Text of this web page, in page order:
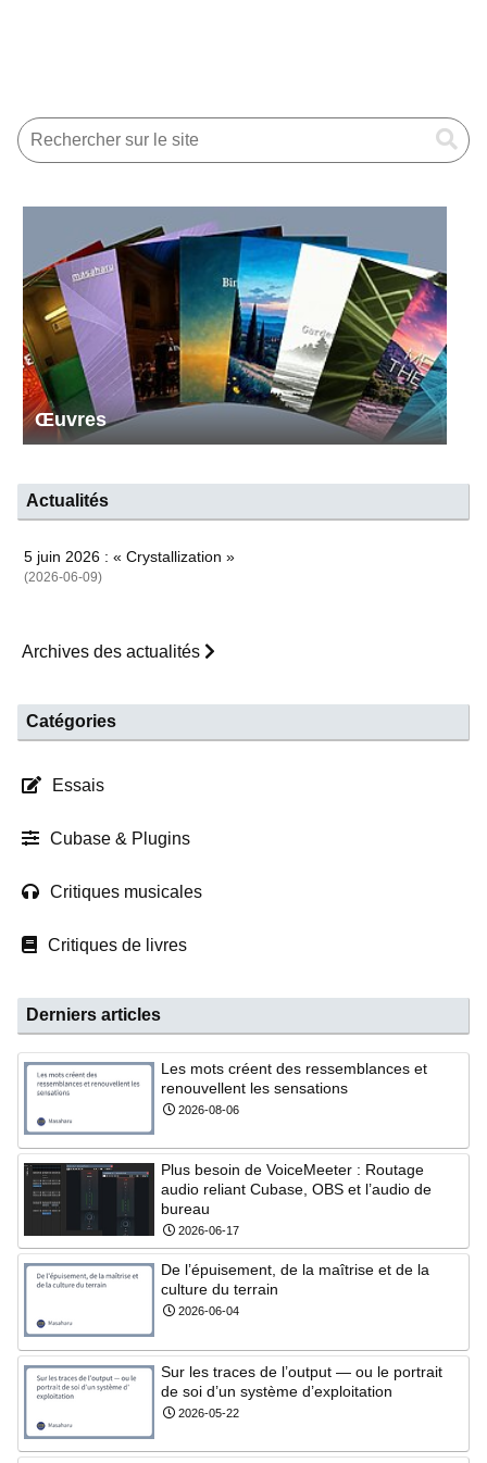
Œuvres
Actualités
5 juin 2026 : « Crystallization »
(2026-06-09)
Archives des actualités
Catégories
Essais
Cubase & Plugins
Critiques musicales
Critiques de livres
Derniers articles
Les mots créent des ressemblances et
renouvellent les sensations
2026-08-06
Plus besoin de VoiceMeeter : Routage
audio reliant Cubase, OBS et l’audio de
bureau
2026-06-17
De l’épuisement, de la maîtrise et de la
culture du terrain
2026-06-04
Sur les traces de l’output — ou le portrait
de soi d’un système d’exploitation
2026-05-22